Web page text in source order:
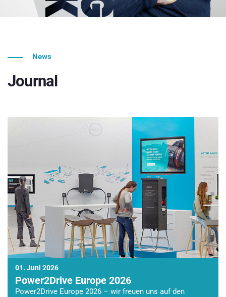
News
Journal
01. Juni 2026
Power2Drive Europe 2026
Power2Drive Europe 2026 – wir freuen uns auf den